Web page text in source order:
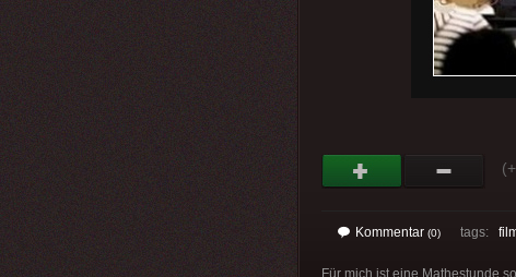
Kommentar (0) tags:
Für mich ist eine Mathestunde